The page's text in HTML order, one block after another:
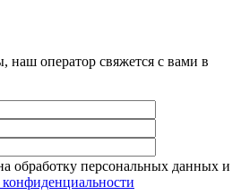
наш оператор свяжется с вами в
обработку персональных данных и